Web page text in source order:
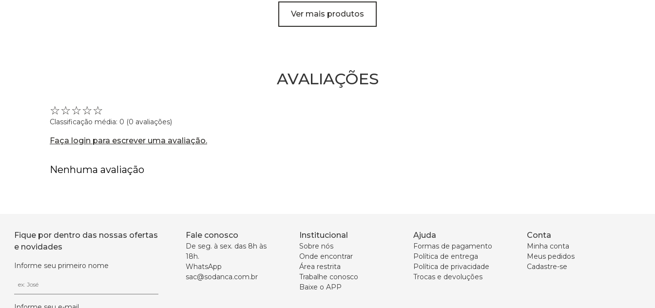
Ver mais produtos
AVALIAÇÕES
☆☆☆☆☆
Classificação média: 0 (0 avaliações)
Faça login para escrever uma avaliação.
Nenhuma avaliação
Fique por dentro das nossas ofertas
e novidades
Informe seu primeiro nome
Fale conosco
De seg. à sex. das 8h às
18h.
WhatsApp
sac@sodanca.com.br
Institucional
Sobre nós
Onde encontrar
Área restrita
Trabalhe conosco
Baixe o APP
Ajuda
Formas de pagamento
Política de entrega
Política de privacidade
Trocas e devoluções
Conta
Minha conta
Meus pedidos
Cadastre-se